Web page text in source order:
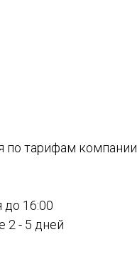
по тарифам компании
16:00
2 - 5 дней